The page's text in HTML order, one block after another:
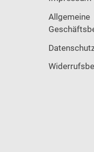
Allgemeine